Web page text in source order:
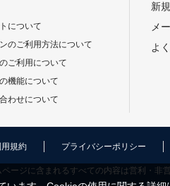
について
のご利用方法について
ご利用について
機能について
わせについて
新
メ
よ
規約 プライバシーポリシー
ージに含まれるすべての内容は営利・非